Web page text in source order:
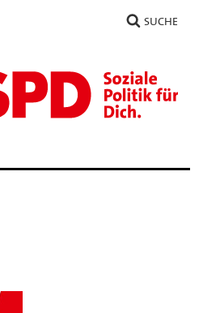
SUCHE